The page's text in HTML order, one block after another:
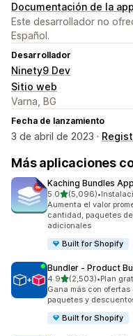
Documentación de la app
Este desarrollador no
Español.
Desarrollador
Ninety9 Dev
Sitio web
Varna, BG
Fecha de lanzamiento
3 de abril de 2023 ·
Más aplicaciones
Kaching Bundles
5.0de 5 estrellas
(5,096)
5096 reseñas en total
•
Aumenta el valor
cantidad, paquetes
adicionales
Built for Shopify
Bundler ‑ Product
4.9de 5 estrellas
(2,503)
2503 reseñas en total
•Plan
Gana más con
paquetes y
Built for Shopify